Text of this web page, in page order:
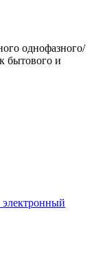
однофазного/
бытового и